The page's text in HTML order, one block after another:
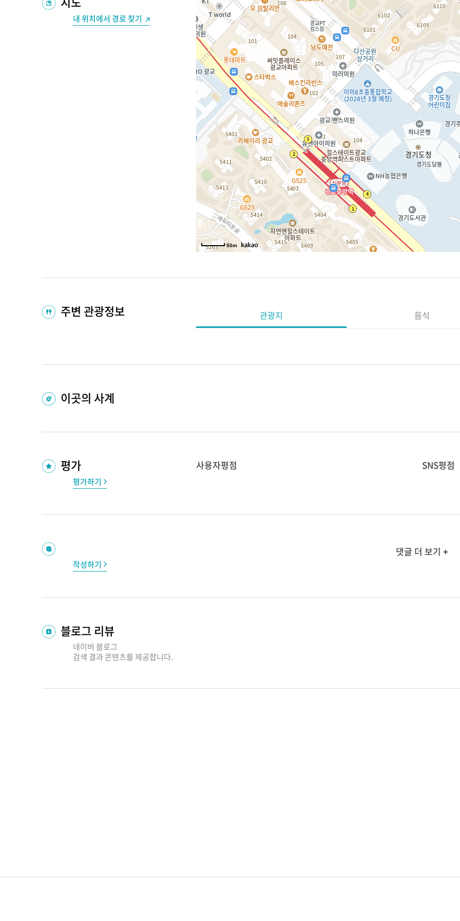
지도
내 위치에서 경로 찾기
50m
주변 관광정보 관광지 음식
이곳의 사계
평가
평가하기
사용자평점 SNS평점
작성하기
댓글 더 보기 +
블로그 리뷰
네이버 블로그
검색 결과 콘텐츠를 제공합니다.